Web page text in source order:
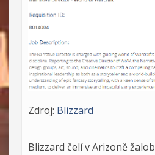
Zdroj: Blizzard
Blizzard čelí v Arizoně